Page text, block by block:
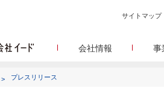
サイトマップ
会社情報 事
プレスリリース